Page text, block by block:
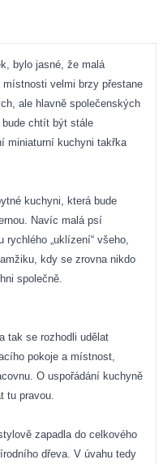
bylo jasné, že malá
velmi brzy přestane
ale hlavně společenských
chtít být stále
miniaturní kuchyni takřka
kuchyni, která bude
Navíc malá psí
rychlého „uklízení“ všeho,
kdy se zrovna nikdo
společně.
tak se rozhodli udělat
pokoje a místnost,
O uspořádání kuchyně
tu pravou.
zapadla do celkového
dřeva. V úvahu tedy